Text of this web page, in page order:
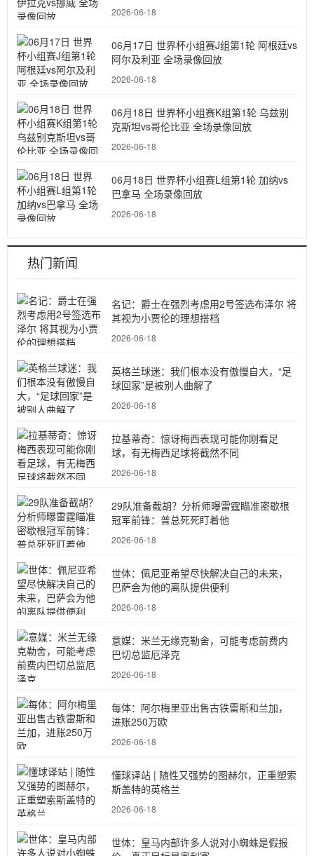
2026-06-18
06月17日 世界杯小组赛J组第1轮 阿根廷vs
阿尔及利亚 全场录像回放
2026-06-18
06月18日 世界杯小组赛K组第1轮 乌兹别
克斯坦vs哥伦比亚 全场录像回放
2026-06-18
06月18日 世界杯小组赛L组第1轮 加纳vs
巴拿马 全场录像回放
2026-06-18
热门新闻
名记：爵士在强烈考虑用2号签选布泽尔 将
其视为小贾伦的理想搭档
2026-06-18
英格兰球迷：我们根本没有傲慢自大，“足
球回家”是被别人曲解了
2026-06-18
拉基蒂奇：惊讶梅西表现可能你刚看足
球，有无梅西足球将截然不同
2026-06-18
29队准备截胡？分析师曝雷霆瞄准密歇根
冠军前锋：普总死死盯着他
2026-06-18
世体：佩尼亚希望尽快解决自己的未来，
巴萨会为他的离队提供便利
2026-06-18
意媒：米兰无缘克勒舍，可能考虑前费内
巴切总监厄泽克
2026-06-18
每体：阿尔梅里亚出售古铁雷斯和兰加，
进账250万欧
2026-06-18
懂球译站 | 随性又强势的图赫尔，正重塑索
斯盖特的英格兰
2026-06-18
世体：皇马内部许多人说对小蜘蛛是假报